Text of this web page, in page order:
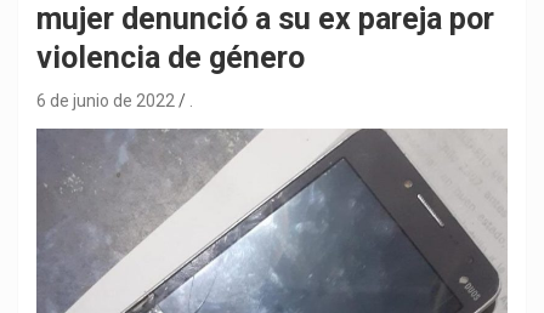
mujer denunció a su ex pareja por
violencia de género
6 de junio de 2022